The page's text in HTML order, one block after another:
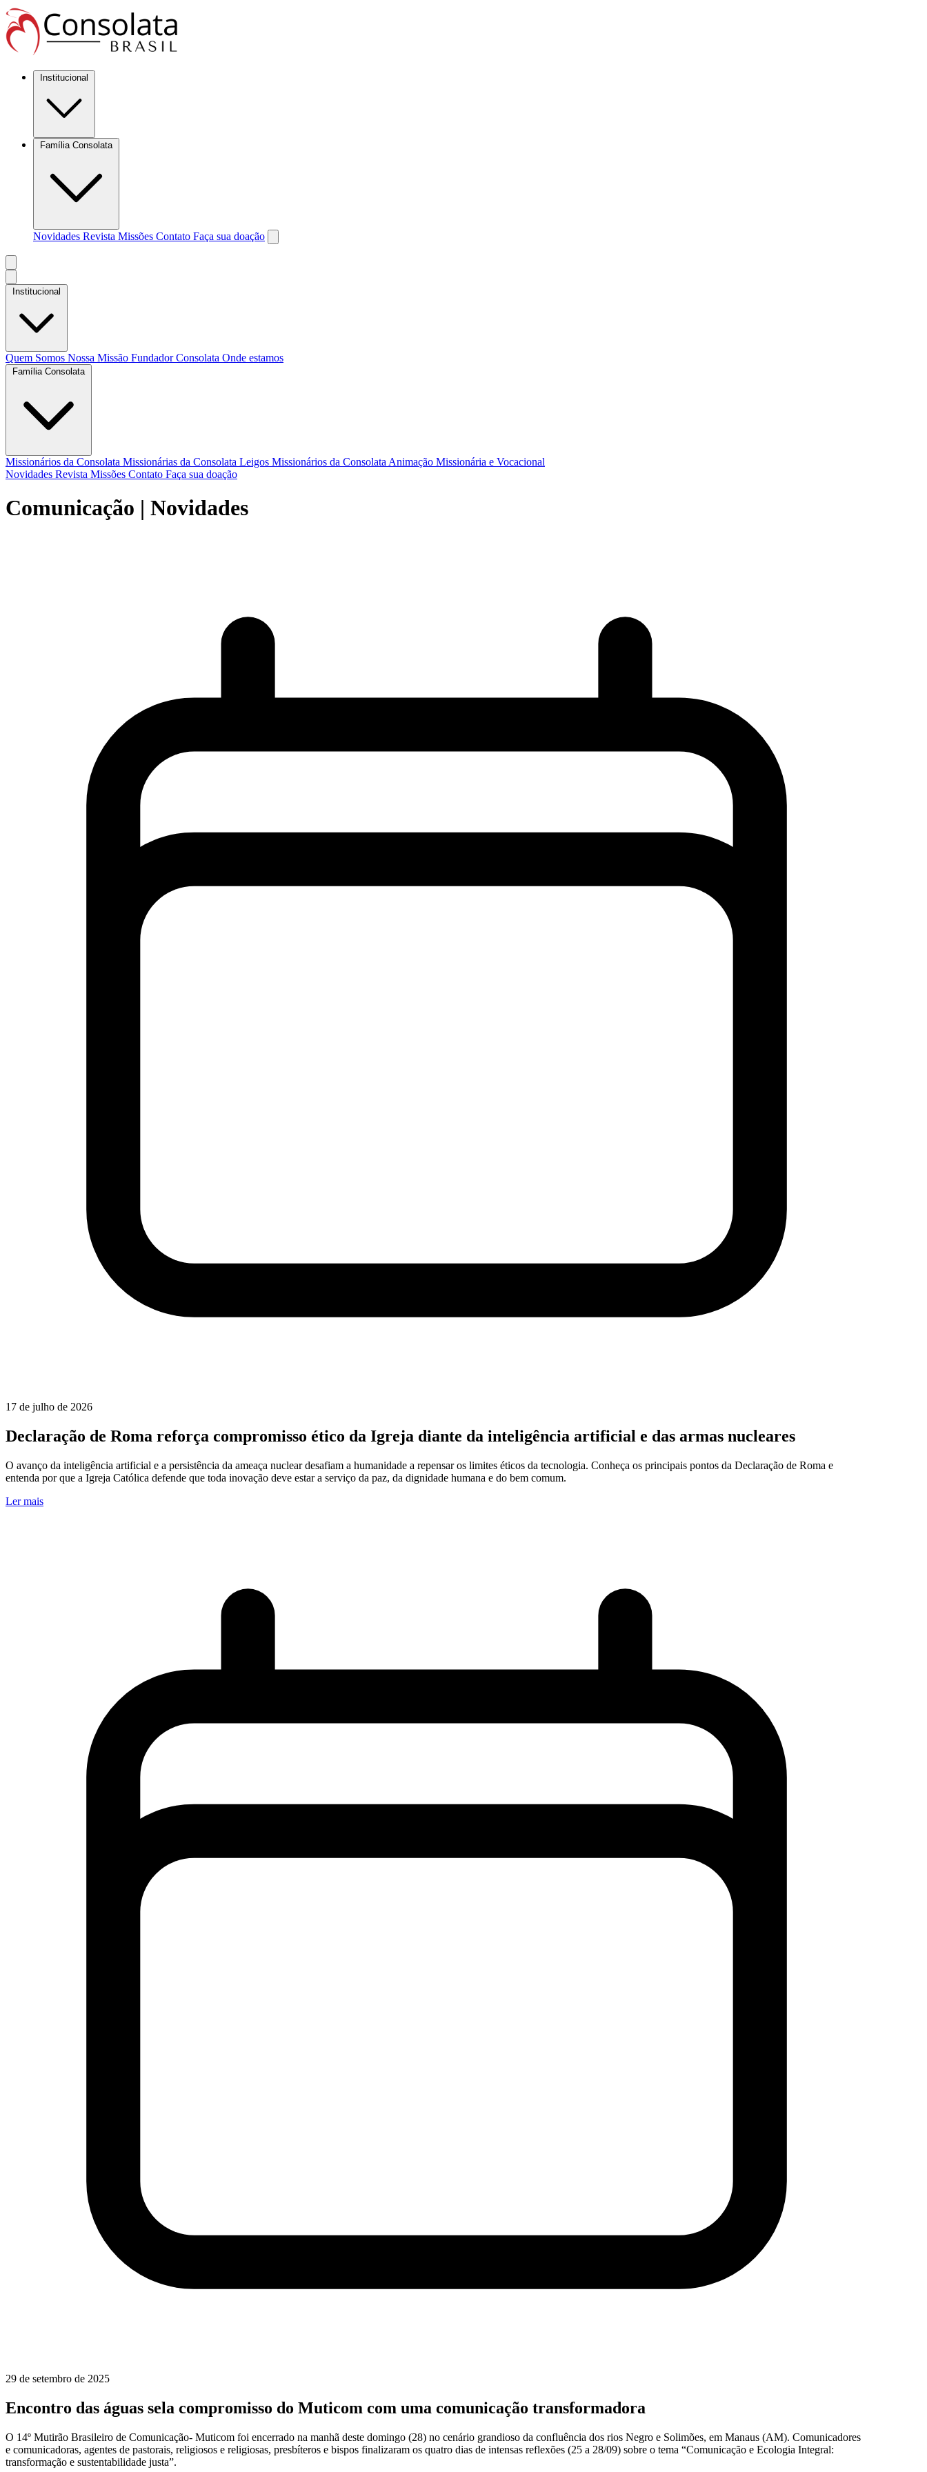
Institucional
Família Consolata
Novidades Revista Missões Contato Faça sua doação
Institucional
Quem Somos Nossa Missão FundadorConsolata Onde estamos
Família Consolata
Missionários da Consolata Missionárias da Consolata Leigos Missionários da Consolata Animação Missionária e Vocacional
Novidades Revista Missões Contato Faça sua doação
Comunicação | Novidades
17 de julho de 2026
Declaração de Roma reforça compromisso ético da Igreja diante da inteligência artificial e das armas nucleares
O avanço da inteligência artificial e a persistência da ameaça nuclear desafiam a humanidade a repensar os limites éticos da tecnologia. Conheça os principais pontos da Declaração de Roma e
entenda por que a Igreja Católica defende que toda inovação deve estar a serviço da paz, da dignidade humana e do bem comum.
Ler mais
29 de setembro de 2025
Encontro das águas sela compromisso do Muticom com uma comunicação transformadora
O 14º Mutirão Brasileiro de Comunicação- Muticom foi encerrado na manhã deste domingo (28) no cenário grandioso da confluência dos rios Negro e Solimões, em Manaus (AM). Comunicadores
e comunicadoras, agentes de pastorais, religiosos e religiosas, presbíteros e bispos finalizaram os quatro dias de intensas reflexões (25 a 28/09) sobre o tema “Comunicação e Ecologia Integral:
transformação e sustentabilidade justa”.